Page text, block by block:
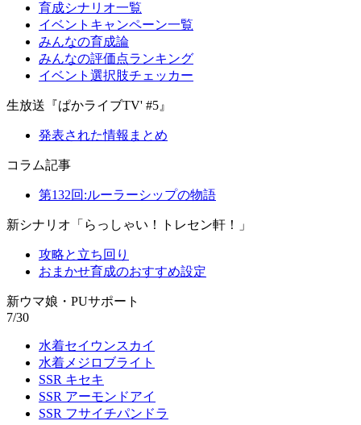
育成シナリオ一覧
イベントキャンペーン一覧
みんなの育成論
みんなの評価点ランキング
イベント選択肢チェッカー
生放送『ぱかライブTV' #5』
発表された情報まとめ
コラム記事
第132回:ルーラーシップの物語
新シナリオ「らっしゃい！トレセン軒！」
攻略と立ち回り
おまかせ育成のおすすめ設定
新ウマ娘・PUサポート
7/30
水着セイウンスカイ
水着メジロブライト
SSR キセキ
SSR アーモンドアイ
SSR フサイチパンドラ